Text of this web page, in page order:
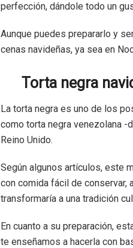
perfección, dándole todo un
Aunque puedes prepararlo y
cenas navideñas, ya sea en
Torta negra
La torta negra es uno de los
como torta negra venezolana
Reino Unido.
Según algunos artículos, este
con comida fácil de conservar,
transformaría a una tradición
En cuanto a su preparación,
te enseñamos a hacerla con